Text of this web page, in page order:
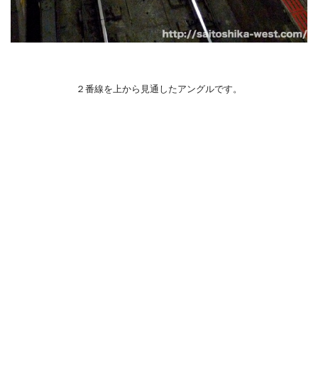
２番線を上から見通したアングルです。